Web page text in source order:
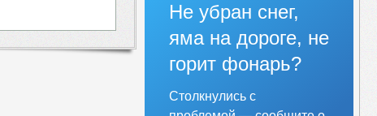
Не убран снег,
яма на дороге, не
горит фонарь?
Столкнулись с